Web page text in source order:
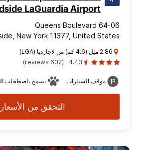
LaGuardia Airport
64-06 Queens Boulevard
New York 11377, United States
2.86 ميل (4.6 كم) من لاجارديا (LGA)
4.43
(632 reviews)
موقف السيارات يسمح باصطحاب
التحقق من الأسعار